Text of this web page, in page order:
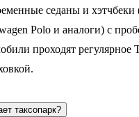
седаны и хэтчбеки
Polo и аналоги) с
проходят регулярное
таксопарк?